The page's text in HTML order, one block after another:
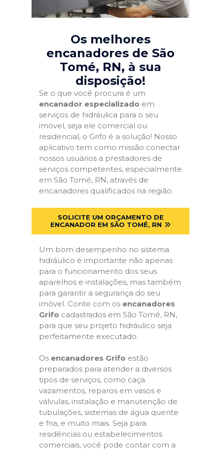
Os melhores
encanadores de São
Tomé, RN, à sua
disposição!
Se o que você procura é um
encanador especializado em
serviços de hidráulica para o seu
imóvel, seja ele comercial ou
residencial, o Grifo é a solução! Nosso
aplicativo tem como missão conectar
nossos usuários a prestadores de
serviços competentes, especialmente
em São Tomé, RN, através de
encanadores qualificados na região.
SOLICITE UM ORÇAMENTO DE
ENCANADOR EM SÃO TOMÉ, RN
Um bom desempenho no sistema
hidráulico é importante não apenas
para o funcionamento dos seus
aparelhos e instalações, mas também
para garantir a segurança do seu
imóvel. Conte com os encanadores
Grifo cadastrados em São Tomé, RN,
para que seu projeto hidráulico seja
perfeitamente executado.
Os encanadores Grifo estão
preparados para atender a diversos
tipos de serviços, como caça
vazamentos, reparos em vasos e
válvulas, instalação e manutenção de
tubulações, sistemas de água quente
e fria, e muito mais. Seja para
residências ou estabelecimentos
comerciais, você pode contar com a